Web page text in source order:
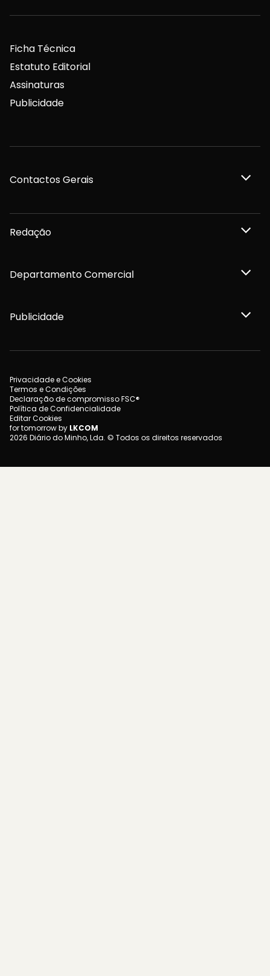
Ficha Técnica
Estatuto Editorial
Assinaturas
Publicidade
Contactos Gerais
Redação
Departamento Comercial
Publicidade
Privacidade e Cookies
Termos e Condições
Declaração de compromisso FSC®
Política de Confidencialidade
Editar Cookies
for tomorrow by LKCOM
2026 Diário do Minho, Lda. © Todos os direitos reservados